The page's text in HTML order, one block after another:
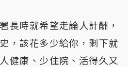
長時就希望走論人計酬，
，該花多少給你，剩下就
健康、少住院、活得久又